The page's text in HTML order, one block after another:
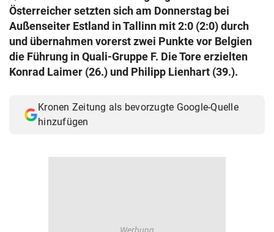
Muthgasse 2, 1190 Wien
Österreicher setzten sich am Donnerstag bei
Außenseiter Estland in Tallinn mit 2:0 (2:0) durch
und übernahmen vorerst zwei Punkte vor Belgien
die Führung in Quali-Gruppe F. Die Tore erzielten
Konrad Laimer (26.) und Philipp Lienhart (39.).
Kronen Zeitung als bevorzugte Google-Quelle
hinzufügen